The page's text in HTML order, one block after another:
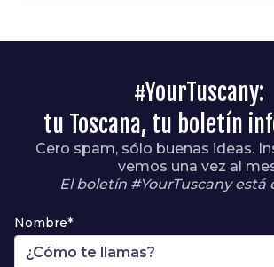
#YourTuscany:
tu Toscana, tu boletín
Cero spam, sólo buenas ideas.
vemos una vez al
El boletín #YourTuscany está
Nombre*